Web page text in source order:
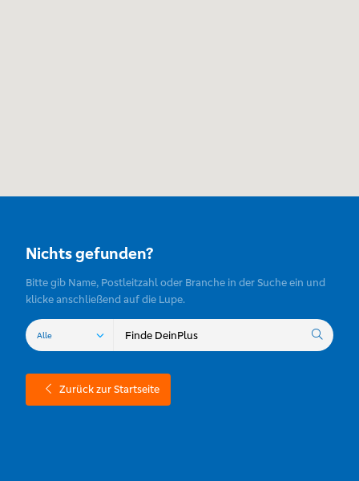
Nichts gefunden?
Bitte gib Name, Postleitzahl oder Branche in der Suche ein und
klicke anschließend auf die Lupe.
Zurück zur Startseite